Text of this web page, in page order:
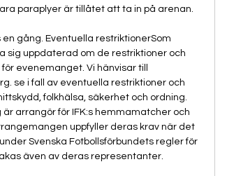
paraplyer är tillåtet att ta in på arenan.
gång. Eventuella restriktionerSom
sig uppdaterad om de restriktioner och
evenemanget. Vi hänvisar till
se i fall av eventuella restriktioner och
folkhälsa, säkerhet och ordning.
arrangör för IFK:s hemmamatcher och
uppfyller deras krav när det
Svenska Fotbollsförbundets regler för
även av deras representanter.